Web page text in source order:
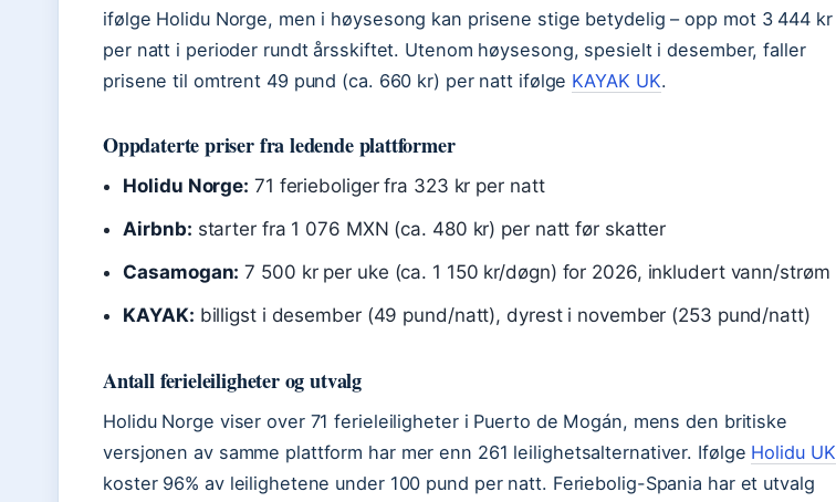
ifølge Holidu Norge, men i høysesong kan prisene stige betydelig – opp mot 3 444 kr
per natt i perioder rundt årsskiftet. Utenom høysesong, spesielt i desember, faller
prisene til omtrent 49 pund (ca. 660 kr) per natt ifølge KAYAK UK.
Oppdaterte priser fra ledende plattformer
Holidu Norge: 71 ferieboliger fra 323 kr per natt
Airbnb: starter fra 1 076 MXN (ca. 480 kr) per natt før skatter
Casamogan: 7 500 kr per uke (ca. 1 150 kr/døgn) for 2026, inkludert vann/strøm
KAYAK: billigst i desember (49 pund/natt), dyrest i november (253 pund/natt)
Antall ferieleiligheter og utvalg
Holidu Norge viser over 71 ferieleiligheter i Puerto de Mogán, mens den britiske
versjonen av samme plattform har mer enn 261 leilighetsalternativer. Ifølge Holidu UK
koster 96% av leilighetene under 100 pund per natt. Feriebolig-Spania har et utvalg